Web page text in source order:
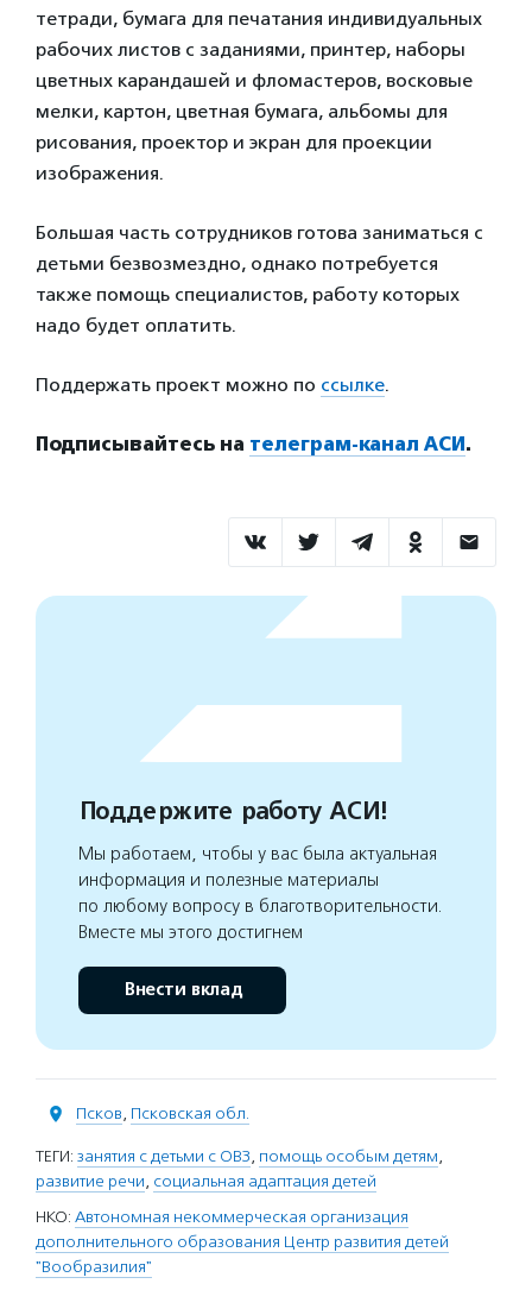
тетради, бумага для печатания индивидуальных
рабочих листов с заданиями, принтер, наборы
цветных карандашей и фломастеров, восковые
мелки, картон, цветная бумага, альбомы для
рисования, проектор и экран для проекции
изображения.
Большая часть сотрудников готова заниматься с
детьми безвозмездно, однако потребуется
также помощь специалистов, работу которых
надо будет оплатить.
Поддержать проект можно по ссылке.
Подписывайтесь на телеграм-канал АСИ.
Поддержите работу АСИ!
Мы работаем, чтобы у вас была актуальная
информация и полезные материалы
по любому вопросу в благотворительности.
Вместе мы этого достигнем
Внести вклад
Псков, Псковская обл.
ТЕГИ: занятия с детьми с ОВЗ, помощь особым детям,
развитие речи, социальная адаптация детей
НКО: Автономная некоммерческая организация
дополнительного образования Центр развития детей
"Вообразилия"